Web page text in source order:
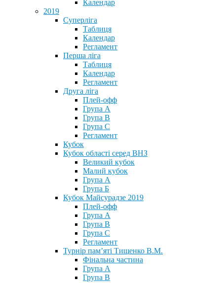
Календар
2019
Суперліга
Таблиця
Календар
Регламент
Перша ліга
Таблиця
Календар
Регламент
Друга ліга
Плей-офф
Група А
Група В
Група С
Регламент
Кубок
Кубок області серед ВНЗ
Великий кубок
Малий кубок
Група А
Група Б
Кубок Майсурадзе 2019
Плей-офф
Група А
Група В
Група С
Регламент
Турнір пам’яті Тищенко В.М.
Фінальна частина
Група А
Група В